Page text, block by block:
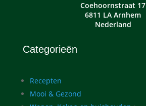
Coehoornstraat 17
6811 LA Arnhem
Nederland
Categorieën
Recepten
Mooi & Gezond